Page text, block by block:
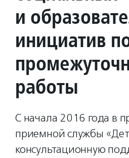
и
инициатив
работы
С начала 2016 года в
приемной службы
консультационную